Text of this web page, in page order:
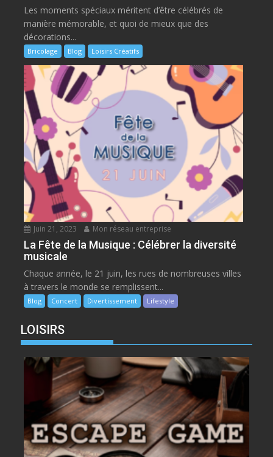
Les moments spéciaux méritent d’être célébrés de
manière mémorable, et quoi de mieux que des
décorations...
Bricolage Blog Loisirs Créatifs
Juin 21, 2023 Mon réseau entreprise
La Fête de la Musique : Célébrer la diversité
musicale
Chaque année, le 21 juin, les rues de nombreuses villes
à travers le monde se remplissent...
Blog Concert Divertissement Lifestyle
LOISIRS